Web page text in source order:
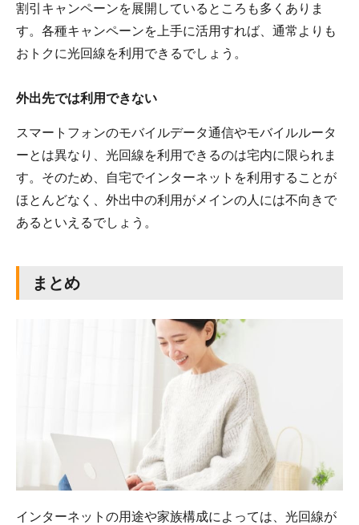
割引キャンペーンを展開しているところも多くありま
す。各種キャンペーンを上手に活用すれば、通常よりも
おトクに光回線を利用できるでしょう。
外出先では利用できない
スマートフォンのモバイルデータ通信やモバイルルータ
ーとは異なり、光回線を利用できるのは宅内に限られま
す。そのため、自宅でインターネットを利用することが
ほとんどなく、外出中の利用がメインの人には不向きで
あるといえるでしょう。
まとめ
インターネットの用途や家族構成によっては、光回線が